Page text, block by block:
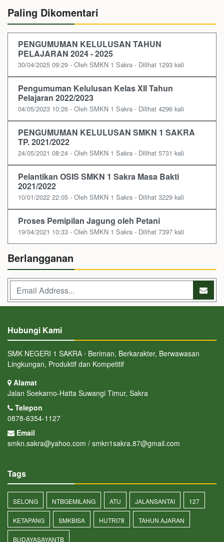
Paling Dikomentari
PENGUMUMAN KELULUSAN TAHUN
PELAJARAN 2024 - 2025
30/04/2025 09:29 - Oleh SMKN 1 Sakra - Dilihat 1293 kali
Pengumuman Kelulusan Kelas XII Tahun
Pelajaran 2022/2023
04/05/2023 10:26 - Oleh SMKN 1 Sakra - Dilihat 4296 kali
PENGUMUMAN KELULUSAN SMKN 1 SAKRA
TP. 2021/2022
24/05/2021 08:24 - Oleh SMKN 1 Sakra - Dilihat 5731 kali
Pelantikan OSIS SMKN 1 Sakra Masa Bakti
2021/2022
10/01/2022 22:05 - Oleh SMKN 1 Sakra - Dilihat 3229 kali
Proses Pemipilan Jagung oleh Petani
19/04/2021 10:33 - Oleh SMKN 1 Sakra - Dilihat 7397 kali
Berlangganan
Hubungi Kami
SMK NEGERI 1 SAKRA ⋅ Beriman, Berkarakter, Berwawasan
Lingkungan, Produktif dan Kompetitif
Alamat
Jalan Soekarno-Hatta Suwangi Timur, Sakra
Telepon
0878-6354-1127
Email
smkn.sakra@yahoo.com / smkn1sakra.87@gmail.com
Tags
SELONG NTBGEMILANG ATU JALANSANTAI 127
KETAPANG SMKBISA HUTRI78 TAHUN AJARAN
BUDAYASAYANTB